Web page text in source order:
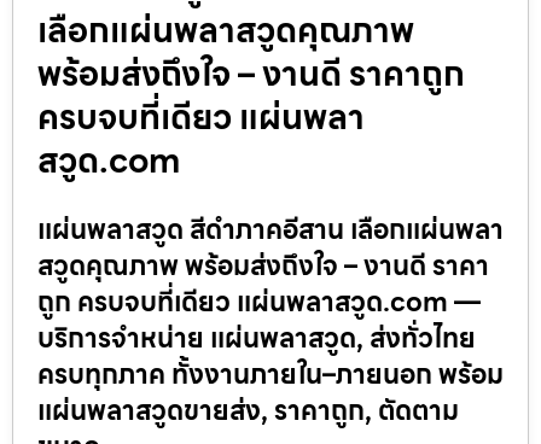
เลือกแผ่นพลาสวูดคุณภาพ
พร้อมส่งถึงใจ – งานดี ราคาถูก
ครบจบที่เดียว แผ่นพลา
สวูด.com
แผ่นพลาสวูด สีดำภาคอีสาน เลือกแผ่นพลา
สวูดคุณภาพ พร้อมส่งถึงใจ – งานดี ราคา
ถูก ครบจบที่เดียว แผ่นพลาสวูด.com —
บริการจำหน่าย แผ่นพลาสวูด, ส่งทั่วไทย
ครบทุกภาค ทั้งงานภายใน–ภายนอก พร้อม
แผ่นพลาสวูดขายส่ง, ราคาถูก, ตัดตาม